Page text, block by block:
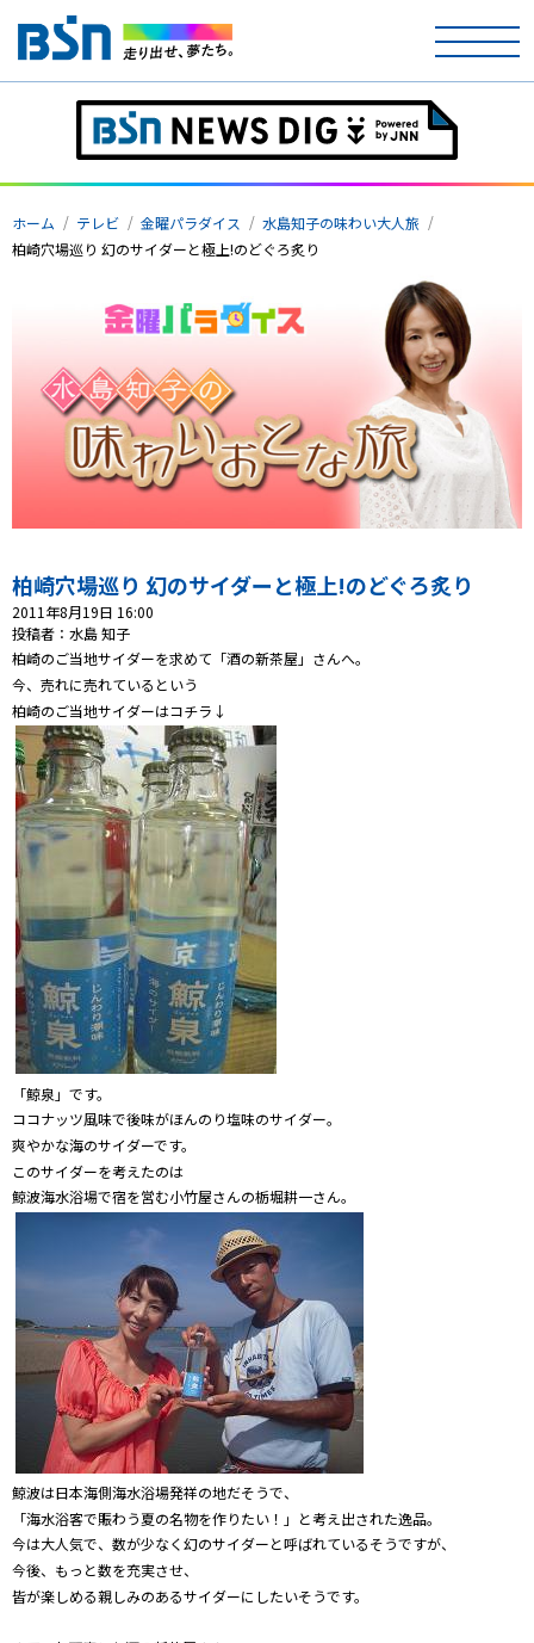
テレビ
イベント
ニュース
天気
プレゼント
コンテンツ・アプリ
ショッピング
会社概要・ビジョン
お問い合わせ
ホーム テレビ 金曜パラダイス
水島知子の味わい大人旅
柏崎穴場巡り 幻のサイダーと極上!のどぐろ炙り
柏崎穴場巡り 幻のサイダーと極上!のどぐろ炙り
2011年8月19日 16:00
投稿者：水島 知子
柏崎のご当地サイダーを求めて「酒の新茶屋」さんへ。
今、売れに売れているという
柏崎のご当地サイダーはコチラ↓
「鯨泉」です。
ココナッツ風味で後味がほんのり塩味のサイダー。
爽やかな海のサイダーです。
このサイダーを考えたのは
鯨波海水浴場で宿を営む小竹屋さんの栃堀耕一さん。
鯨波は日本海側海水浴場発祥の地だそうで、
「海水浴客で賑わう夏の名物を作りたい！」と考え出された逸品。
今は大人気で、数が少なく幻のサイダーと呼ばれているそうですが、
今後、もっと数を充実させ、
皆が楽しめる親しみのあるサイダーにしたいそうです。